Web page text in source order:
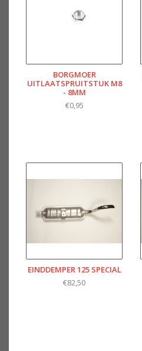
BORGMOER
UITLAATSPRUITSTUK M8
- 8MM
€0,95
EINDDEMPER 125 SPECIAL
€82,50